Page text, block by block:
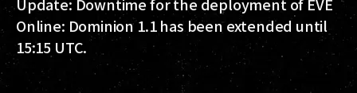
Online: Dominion 1.1 has been extended until
15:15 UTC.